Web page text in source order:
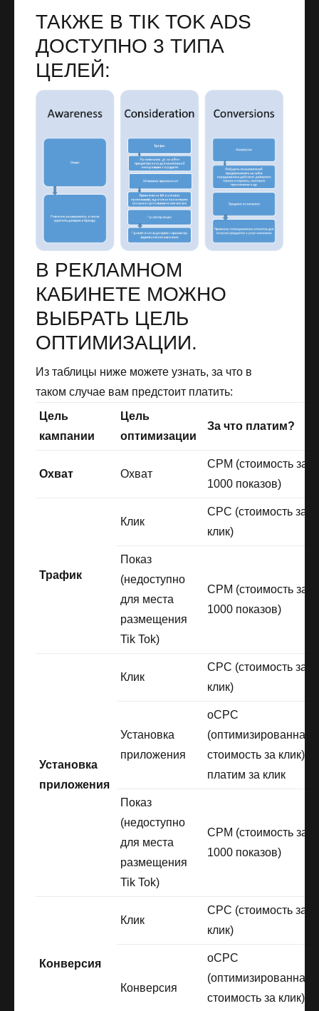
ТАКЖЕ В TIK TOK ADS
ДОСТУПНО 3 ТИПА
ЦЕЛЕЙ:
В РЕКЛАМНОМ
КАБИНЕТЕ МОЖНО
ВЫБРАТЬ ЦЕЛЬ
ОПТИМИЗАЦИИ.
Из таблицы ниже можете узнать, за что в
таком случае вам предстоит платить:
Цель
кампании
Цель
оптимизации
За что платим?
Охват Охват
CPM (стоимость за
1000 показов)
Трафик
Клик
CPC (стоимость за
клик)
Показ
(недоступно
для места
размещения
Tik Tok)
CPM (стоимость за
1000 показов)
Установка
приложения
Клик
CPC (стоимость за
клик)
Установка
приложения
oCPC
(оптимизированная
стоимость за клик);
платим за клик
Показ
(недоступно
для места
размещения
Tik Tok)
CPM (стоимость за
1000 показов)
Конверсия
Клик
CPC (стоимость за
клик)
Конверсия
oCPC
(оптимизированная
стоимость за клик);